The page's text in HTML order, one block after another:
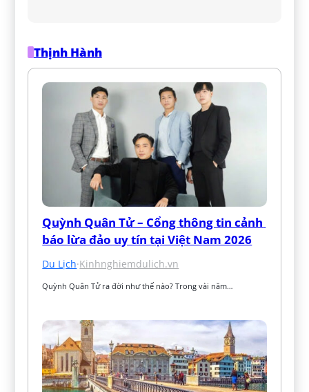
Thịnh Hành
Quỳnh Quân Tử – Cổng thông tin cảnh
báo lừa đảo uy tín tại Việt Nam 2026
Du Lịch·Kinhnghiemdulich.vn
Quỳnh Quân Tử ra đời như thế nào? Trong vài năm…